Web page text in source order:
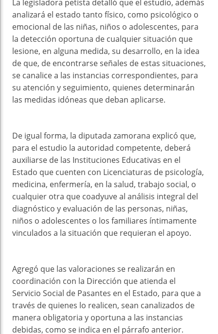
La legisladora petista detalló que el estudio, además
analizará el estado tanto físico, como psicológico o
emocional de las niñas, niños o adolescentes, para
la detección oportuna de cualquier situación que
lesione, en alguna medida, su desarrollo, en la idea
de que, de encontrarse señales de estas situaciones,
se canalice a las instancias correspondientes, para
su atención y seguimiento, quienes determinarán
las medidas idóneas que deban aplicarse.
De igual forma, la diputada zamorana explicó que,
para el estudio la autoridad competente, deberá
auxiliarse de las Instituciones Educativas en el
Estado que cuenten con Licenciaturas de psicología,
medicina, enfermería, en la salud, trabajo social, o
cualquier otra que coadyuve al análisis integral del
diagnóstico y evaluación de las personas, niñas,
niños o adolescentes o los familiares íntimamente
vinculados a la situación que requieran el apoyo.
Agregó que las valoraciones se realizarán en
coordinación con la Dirección que atienda el
Servicio Social de Pasantes en el Estado, para que a
través de quienes lo realicen, sean canalizados de
manera obligatoria y oportuna a las instancias
debidas, como se indica en el párrafo anterior.